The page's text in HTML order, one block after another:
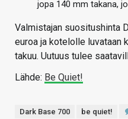
jopa 140 mm takana,
Valmistajan suositushinta
euroa ja kotelolle luvataan
takuu. Uutuus tulee
Lähde: Be Quiet!
Dark Base 700 be quiet!